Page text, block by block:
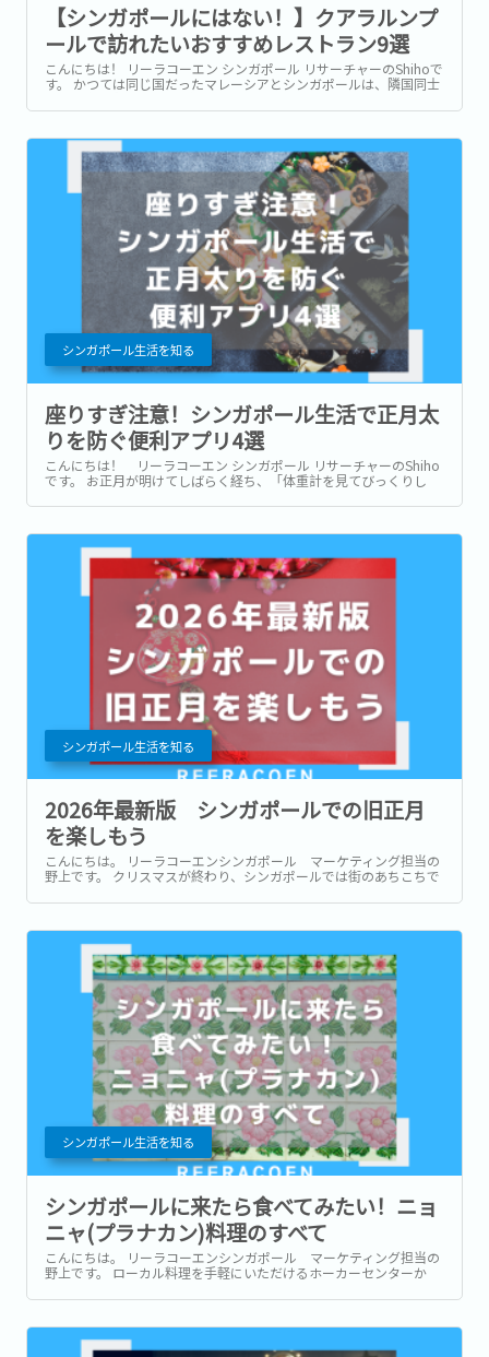
【シンガポールにはない！】クアラルンプ
ールで訪れたいおすすめレストラン9選
こんにちは！ リーラコーエン シンガポール リサーチャーのShihoで
す。 かつては同じ国だったマレーシアとシンガポールは、隣国同士
ンプール (KL) 間は、移動距離ベースで東京 ― 名古屋間とほぼ同距
シンガポール生活を知る
座りすぎ注意！シンガポール生活で正月太
りを防ぐ便利アプリ4選
こんにちは！ リーラコーエン シンガポール リサーチャーのShiho
です。 お正月が明けてしばらく経ち、「体重計を見てびっくりし
で太りがちないわゆる「正月太り」ですが、日本に限らずシンガポ
シンガポール生活を知る
2026年最新版 シンガポールでの旧正月
を楽しもう
こんにちは。 リーラコーエンシンガポール マーケティング担当の
野上です。 クリスマスが終わり、シンガポールでは街のあちこちで
ールに暮らしていると、お正月が二度訪れるような感覚を味わうこ
シンガポール生活を知る
シンガポールに来たら食べてみたい！ニョ
ニャ(プラナカン)料理のすべて
こんにちは。 リーラコーエンシンガポール マーケティング担当の
野上です。 ローカル料理を手軽にいただけるホーカーセンターか
ール。 食通が集う国としても納得ですよね！ そんな中、当地で長い